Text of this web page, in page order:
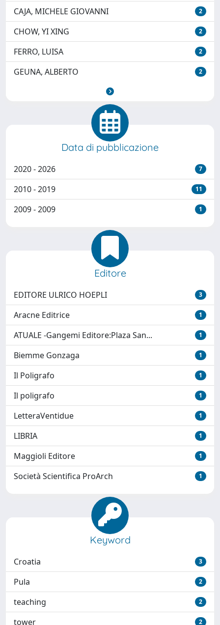
CAJA, MICHELE GIOVANNI 2
CHOW, YI XING 2
FERRO, LUISA 2
GEUNA, ALBERTO 2
Data di pubblicazione
2020 - 2026 7
2010 - 2019 11
2009 - 2009 1
Editore
EDITORE ULRICO HOEPLI 3
Aracne Editrice 1
ATUALE -Gangemi Editore:Plaza San... 1
Biemme Gonzaga 1
Il Poligrafo 1
Il poligrafo 1
LetteraVentidue 1
LIBRIA 1
Maggioli Editore 1
Società Scientifica ProArch 1
Keyword
Croatia 3
Pula 2
teaching 2
tower 2